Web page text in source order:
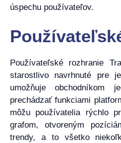
úspechu používateľov.
Používateľské rozhranie
starostlivo navrhnuté pre
umožňuje obchodníkom
prechádzať funkciami
môžu používatelia rýchlo
grafom, otvoreným
trendy, a to všetko